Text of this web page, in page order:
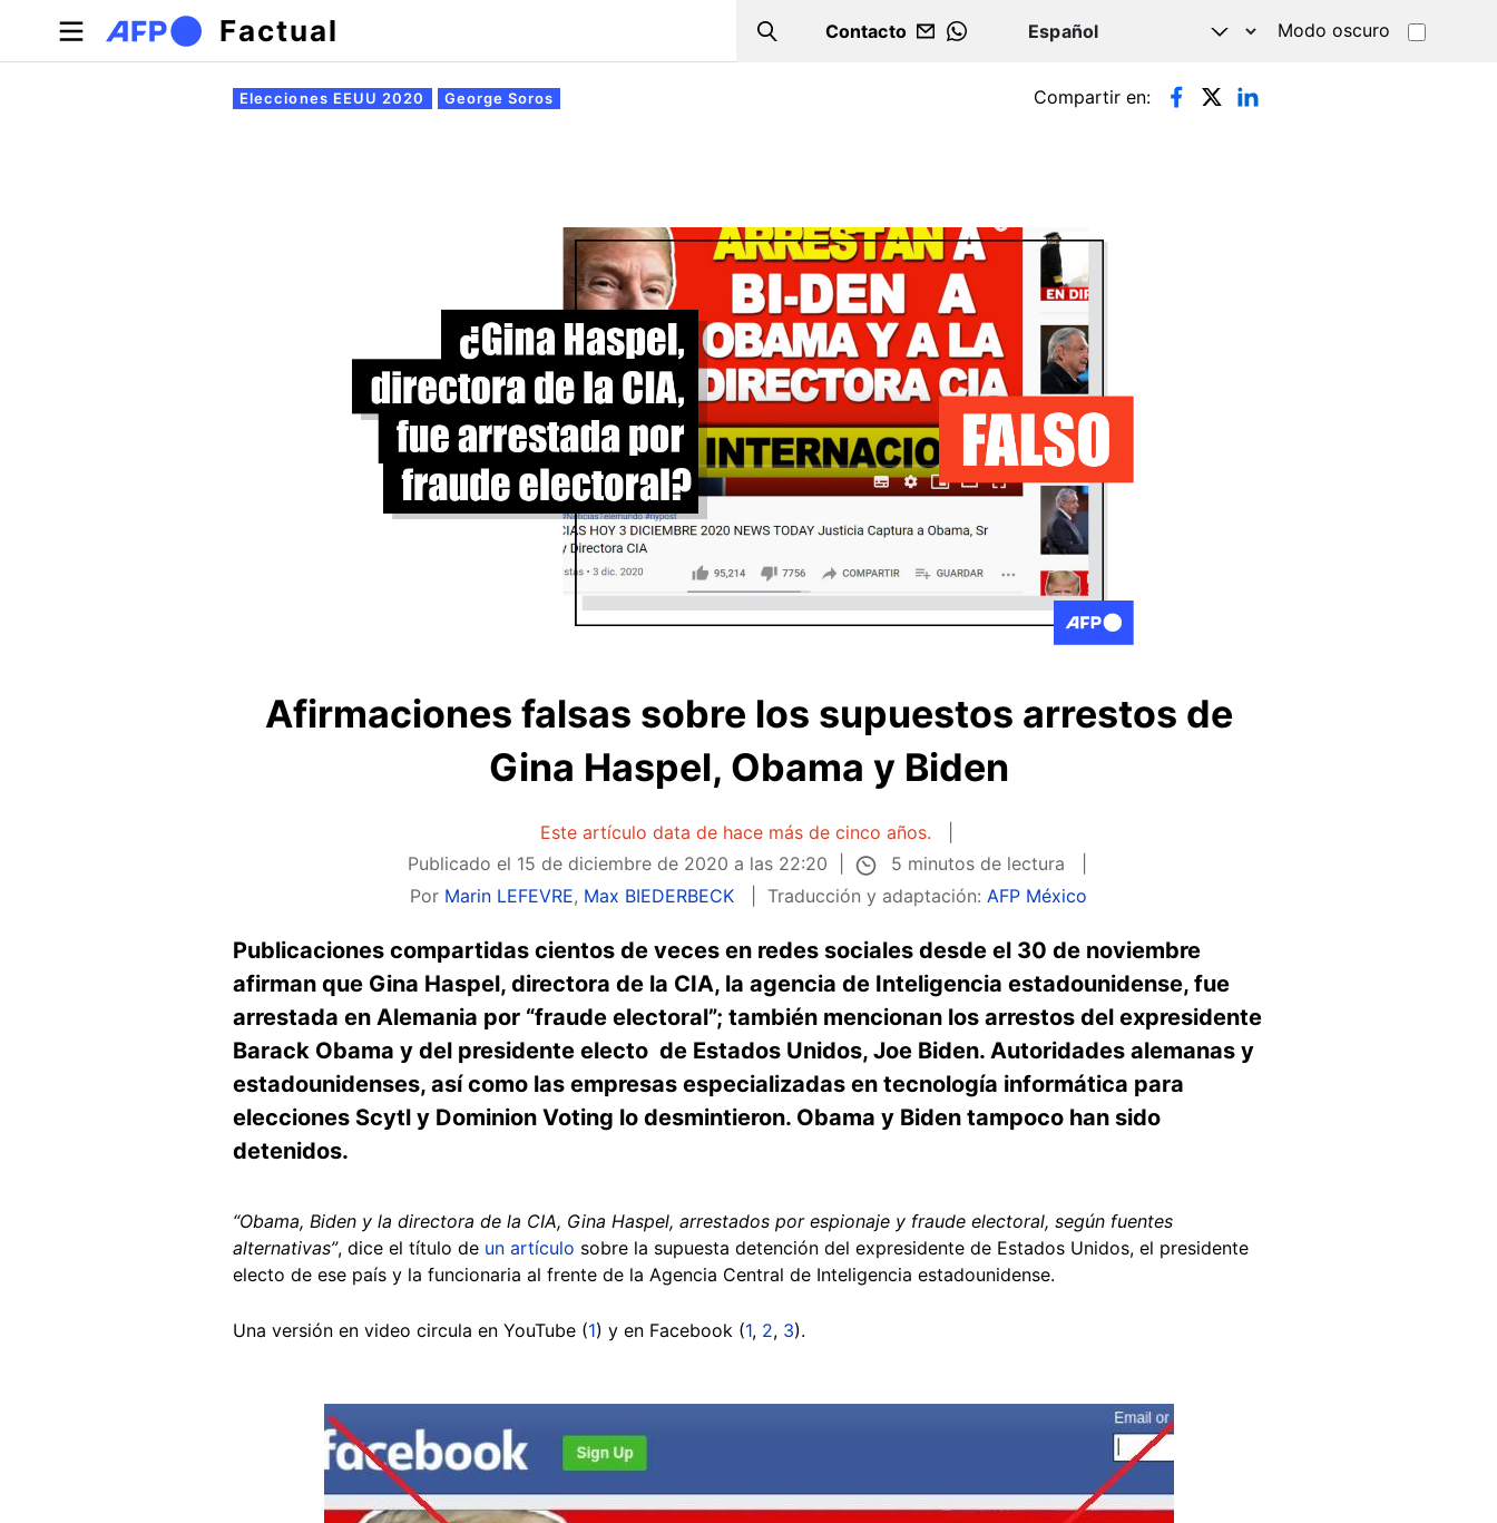
Pasar al contenido principal
Factual Search
Contacto
WHATSAPP
Modo oscuro
Solapas principales
Elecciones EEUU 2020 George Soros Compartir en:
Afirmaciones falsas sobre los supuestos arrestos de
Gina Haspel, Obama y Biden
Este artículo data de hace más de cinco años.
Publicado el 15 de diciembre de 2020 a las 22:20
5 minutos de lectura
Por Marin LEFEVRE, Max BIEDERBECK Traducción y adaptación: AFP México
Publicaciones compartidas cientos de veces en redes sociales desde el 30 de noviembre
afirman que Gina Haspel, directora de la CIA, la agencia de Inteligencia estadounidense, fue
arrestada en Alemania por “fraude electoral”; también mencionan los arrestos del expresidente
Barack Obama y del presidente electo de Estados Unidos, Joe Biden. Autoridades alemanas y
estadounidenses, así como las empresas especializadas en tecnología informática para
elecciones Scytl y Dominion Voting lo desmintieron. Obama y Biden tampoco han sido
detenidos.
“Obama, Biden y la directora de la CIA, Gina Haspel, arrestados por espionaje y fraude electoral, según fuentes
alternativas”, dice el título de un artículo sobre la supuesta detención del expresidente de Estados Unidos, el presidente
electo de ese país y la funcionaria al frente de la Agencia Central de Inteligencia estadounidense.
Una versión en video circula en YouTube (1) y en Facebook (1, 2, 3).